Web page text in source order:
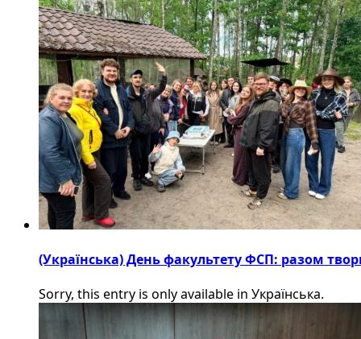
(Українська) День факультету ФСП: разом
Sorry, this entry is only available in Українська.